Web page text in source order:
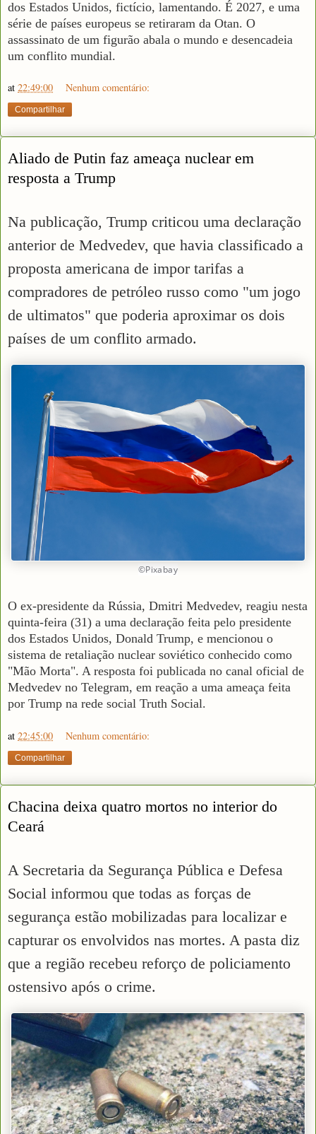
dos Estados Unidos, fictício, lamentando. É 2027, e uma
série de países europeus se retiraram da Otan. O
assassinato de um figurão abala o mundo e desencadeia
um conflito mundial.
at 22:49:00 Nenhum comentário:
Compartilhar
Aliado de Putin faz ameaça nuclear em
resposta a Trump
Na publicação, Trump criticou uma declaração
anterior de Medvedev, que havia classificado a
proposta americana de impor tarifas a
compradores de petróleo russo como "um jogo
de ultimatos" que poderia aproximar os dois
países de um conflito armado.
©Pixabay
O ex-presidente da Rússia, Dmitri Medvedev, reagiu nesta
quinta-feira (31) a uma declaração feita pelo presidente
dos Estados Unidos, Donald Trump, e mencionou o
sistema de retaliação nuclear soviético conhecido como
"Mão Morta". A resposta foi publicada no canal oficial de
Medvedev no Telegram, em reação a uma ameaça feita
por Trump na rede social Truth Social.
at 22:45:00 Nenhum comentário:
Compartilhar
Chacina deixa quatro mortos no interior do
Ceará
A Secretaria da Segurança Pública e Defesa
Social informou que todas as forças de
segurança estão mobilizadas para localizar e
capturar os envolvidos nas mortes. A pasta diz
que a região recebeu reforço de policiamento
ostensivo após o crime.